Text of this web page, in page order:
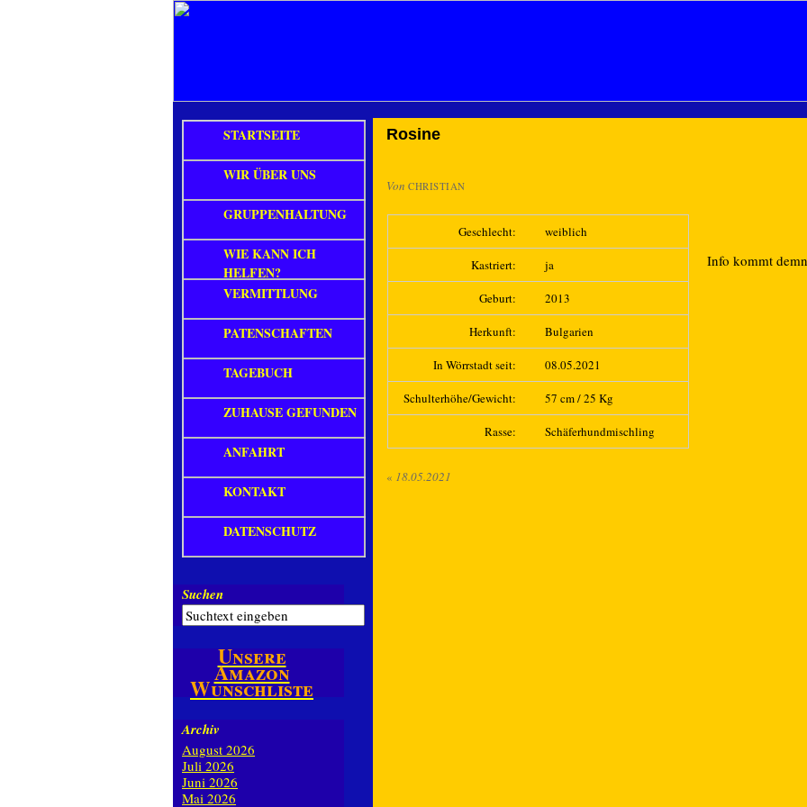
Rosine
Von CHRISTIAN
Geschlecht: weiblich
Kastriert: ja
Geburt: 2013
Herkunft: Bulgarien
In Wörrstadt seit: 08.05.2021
Schulterhöhe/Gewicht: 57 cm / 25 Kg
Rasse: Schäferhundmischling
Info kommt
« 18.05.2021
STARTSEITE
WIR ÜBER UNS
GRUPPENHALTUNG
WIE KANN ICH
HELFEN?
VERMITTLUNG
PATENSCHAFTEN
TAGEBUCH
ZUHAUSE GEFUNDEN
ANFAHRT
KONTAKT
DATENSCHUTZ
Suchen
Unsere
Amazon
Wunschliste
Archiv
August 2026
Juli 2026
Juni 2026
Mai 2026